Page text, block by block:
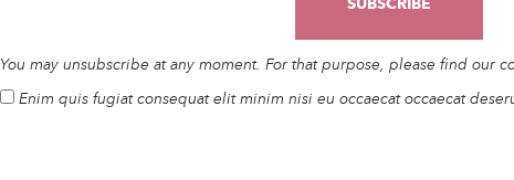
You may unsubscribe at any moment. For that purpose, please find our
Enim quis fugiat consequat elit minim nisi eu occaecat occaecat